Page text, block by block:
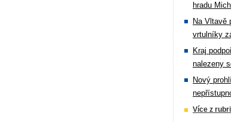
hradu
Na Vltavě
vrtulníky
Kraj
nalezeny
Nový
Více z